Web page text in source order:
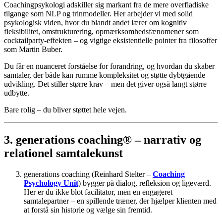
Coachingpsykologi adskillersig markant fra de mere overfladiske
tilgange som NLPog trinmodeller. Herarbejdervi med solid
psykologisk viden, hvordu blandt andet lærerom kognitiv
fleksibilitet, omstrukturering, opmærksomhedsfænomenersom
cocktailparty-effekten – og vigtige eksistentielle pointerfra filosoffer
som Martin Buber.
Du fåren nuanceret forståelse forforandring, og hvordan du skaber
samtaler, derbåde kan rumme kompleksitet og støtte dybtgående
udvikling. Det stillerstørre krav – men det giverogså langt større
udbytte.
Bare rolig – du bliverstøttet hele vejen.
3. generations coaching® –narrativ og
relationel samtalekunst
generations coaching (Reinhard Stelter – Coaching
Psychology Unit) byggerpå dialog, refleksion og ligeværd.
Hererdu ikke blot facilitator, men en engageret
samtalepartner – en spillende træner, derhjælperklienten med
at forstå sin historie og vælge sin fremtid.